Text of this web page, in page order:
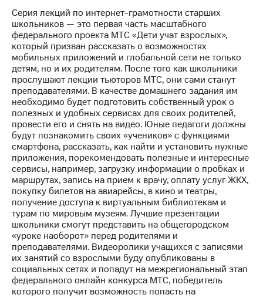
Серия лекций по интернет-грамотности старших
школьников — это первая часть масштабного
федерального проекта МТС «Дети учат взрослых»,
который призван рассказать о возможностях
мобильных приложений и глобальной сети не только
детям, но и их родителям. После того как школьники
прослушают лекции тьюторов МТС, они сами станут
преподавателями. В качестве домашнего задания им
необходимо будет подготовить собственный урок о
полезных и удобных сервисах для своих родителей,
провести его и снять на видео. Юные педагоги должны
будут познакомить своих «учеников» с функциями
смартфона, рассказать, как найти и установить нужные
приложения, порекомендовать полезные и интересные
сервисы, например, загрузку информации о пробках и
маршрутах, запись на прием к врачу, оплату услуг ЖКХ,
покупку билетов на авиарейсы, в кино и театры,
получение доступа к виртуальным библиотекам и
турам по мировым музеям. Лучшие презентации
школьники смогут представить на общегородском
«уроке наоборот» перед родителями и
преподавателями. Видеоролики учащихся с записями
их занятий со взрослыми буду опубликованы в
социальных сетях и попадут на межрегиональный этап
федерального онлайн конкурса МТС, победитель
которого получит возможность попасть на